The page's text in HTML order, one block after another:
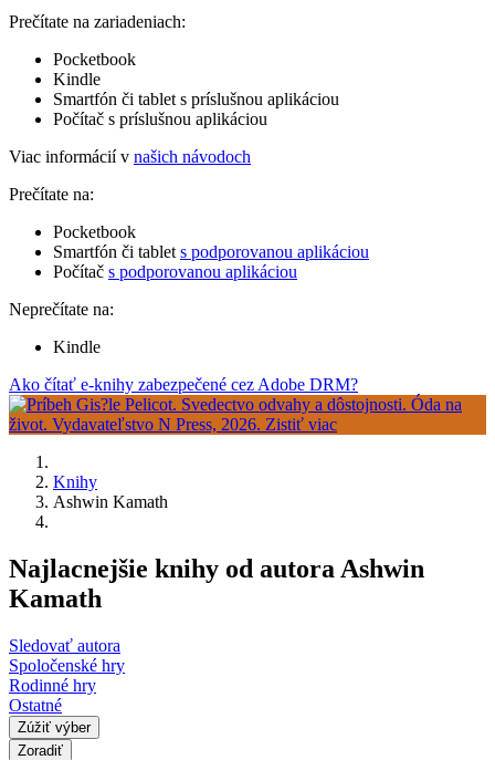
Prečítate na zariadeniach:
Pocketbook
Kindle
Smartfón či tablet s príslušnou aplikáciou
Počítač s príslušnou aplikáciou
Viac informácií v našich návodoch
Prečítate na:
Pocketbook
Smartfón či tablet s podporovanou aplikáciou
Počítač s podporovanou aplikáciou
Neprečítate na:
Kindle
Ako čítať e-knihy zabezpečené cez Adobe DRM?
Knihy
Ashwin Kamath
Najlacnejšie knihy od autora Ashwin
Kamath
Sledovať autora
Spoločenské hry
Rodinné hry
Ostatné
Zúžiť výber
Zoradiť